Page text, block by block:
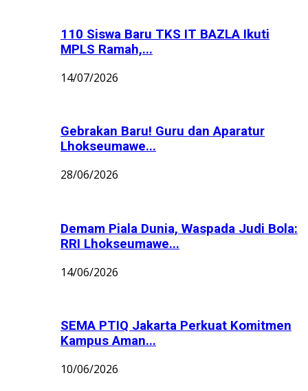
110 Siswa Baru TKS IT BAZLA Ikuti
MPLS Ramah,...
14/07/2026
Gebrakan Baru! Guru dan Aparatur
Lhokseumawe...
28/06/2026
Demam Piala Dunia, Waspada Judi Bola:
RRI Lhokseumawe...
14/06/2026
SEMA PTIQ Jakarta Perkuat Komitmen
Kampus Aman...
10/06/2026